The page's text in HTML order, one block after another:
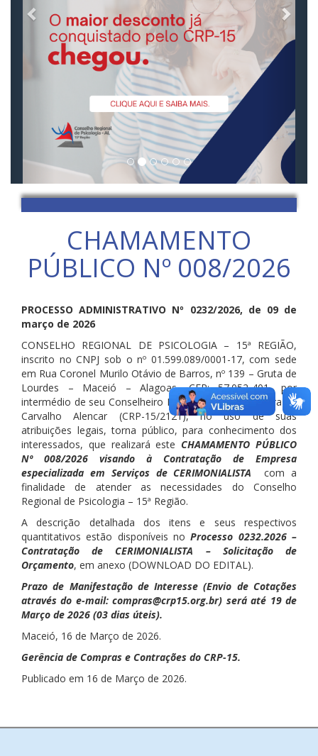
CHAMAMENTO
PÚBLICO Nº 008/2026
PROCESSO ADMINISTRATIVO Nº 0232/2026, de 09 de
março de 2026
CONSELHO REGIONAL DE PSICOLOGIA – 15ª REGIÃO,
inscrito no CNPJ sob o nº 01.599.089/0001-17, com sede
em Rua Coronel Murilo Otávio de Barros, nº 139 – Gruta de
Lourdes – Maceió – Alagoas, CEP: 57.052-401, por
intermédio de seu Conselheiro Presidente Manoel Vieira de
Carvalho Alencar (CRP-15/2121), no uso de suas
atribuições legais, torna público, para conhecimento dos
interessados, que realizará esteCHAMAMENTO PÚBLICO
Nº 008/2026 visando à Contratação de Empresa
especializada em Serviços de CERIMONIALISTA
com a
finalidade de atender as necessidades do Conselho
Regional de Psicologia – 15ª Região.
A descrição detalhada dos itens e seus respectivos
quantitativos estão disponíveis noProcesso 0232.2026 –
Contratação de CERIMONIALISTA – Solicitação de
Orçamento, em anexo (DOWNLOAD DO EDITAL).
Prazo de Manifestação de Interesse (Envio de Cotações
através do e-mail: compras@crp15.org.br) será até 19 de
Março de 2026 (03 dias úteis).
Maceió, 16 de Março de 2026.
Gerência de Compras e Contrações do CRP-15.
Publicado em 16 de Março de 2026.